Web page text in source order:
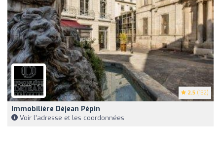
2.5 (132)
Immobilière Déjean Pépin
Voir l'adresse et les coordonnées